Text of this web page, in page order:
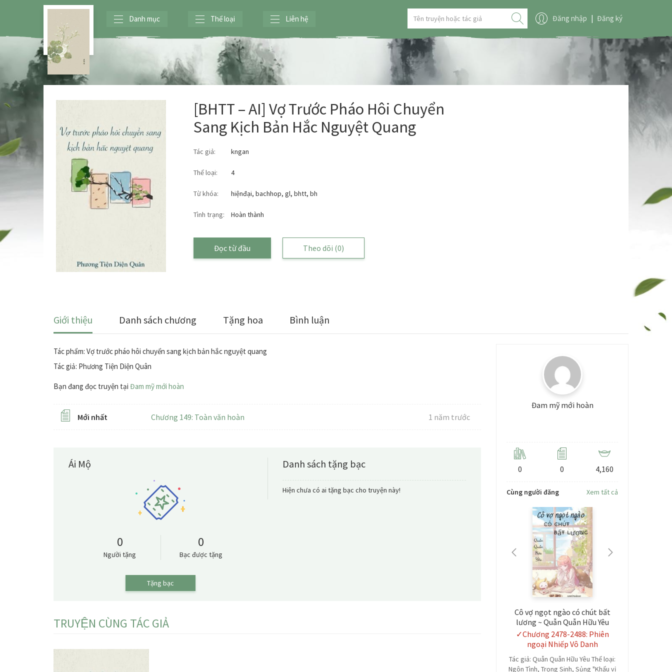
Danh mục Thể loại Liên hệ Đăng nhập | Đăng ký
[BHTT – AI] Vợ Trước Pháo Hôi Chuyển
Sang Kịch Bản Hắc Nguyệt Quang
Tác giả: kngan
Thể loại: 4
Từ khóa: hiệnđại, bachhop, gl, bhtt, bh
Tình trạng: Hoàn thành
Đọc từ đầu Theo dõi (0)
Giới thiệu Danh sách chương Tặng hoa Bình luận
Tác phẩm: Vợ trước pháo hôi chuyển sang kịch bản hắc nguyệt quang
Tác giả: Phương Tiện Diện Quân
Bạn đang đọc truyện tại Đam mỹ mới hoàn
Mới nhất Chương 149: Toàn văn hoàn 1 năm trước
Ái Mộ
0
Người tặng
0
Bạc được tặng
Tặng bạc
Danh sách tặng bạc
Hiện chưa có ai tặng bạc cho truyện này!
TRUYỆN CÙNG TÁC GIẢ
Đam mỹ mới hoàn
0 0 4,160
Cùng người đăng Xem tất cả
Cô vợ ngọt ngào có chút bất
lương ~ Quẫn Quẫn Hữu Yêu
✓Chương 2478-2488: Phiên
ngoại Nhiếp Vô Danh
Tác giả: Quẫn Quẫn Hữu Yêu Thể loại:
Ngôn Tình, Trọng Sinh, Sủng "Khẩu vị